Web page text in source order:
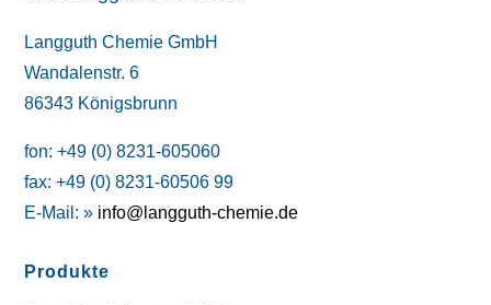
Langguth Chemie GmbH
Wandalenstr. 6
86343 Königsbrunn
fon: +49 (0) 8231-605060
fax: +49 (0) 8231-60506 99
E-Mail: » info@langguth-chemie.de
Produkte